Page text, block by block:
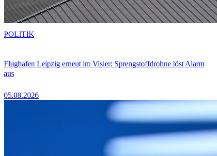
Flughafen Leipzig erneut im Visier: Sprengstoffdrohne löst Alarm
aus
05.08.2026
POLITIK